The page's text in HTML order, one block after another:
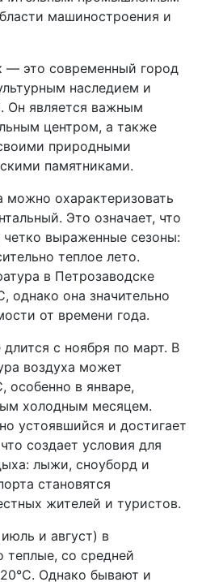
машиностроения и
— это современный город
наследием и
Он является важным
центром, а также
природными
памятниками.
можно охарактеризовать
Это означает, что
выраженные сезоны:
теплое лето.
в Петрозаводске
однако она значительно
от времени года.
с ноября по март. В
воздуха может
особенно в январе,
холодным месяцем.
устоявшийся и достигает
создает условия для
лыжи, сноуборд и
становятся
жителей и туристов.
и август) в
теплые, со средней
Однако бывают и